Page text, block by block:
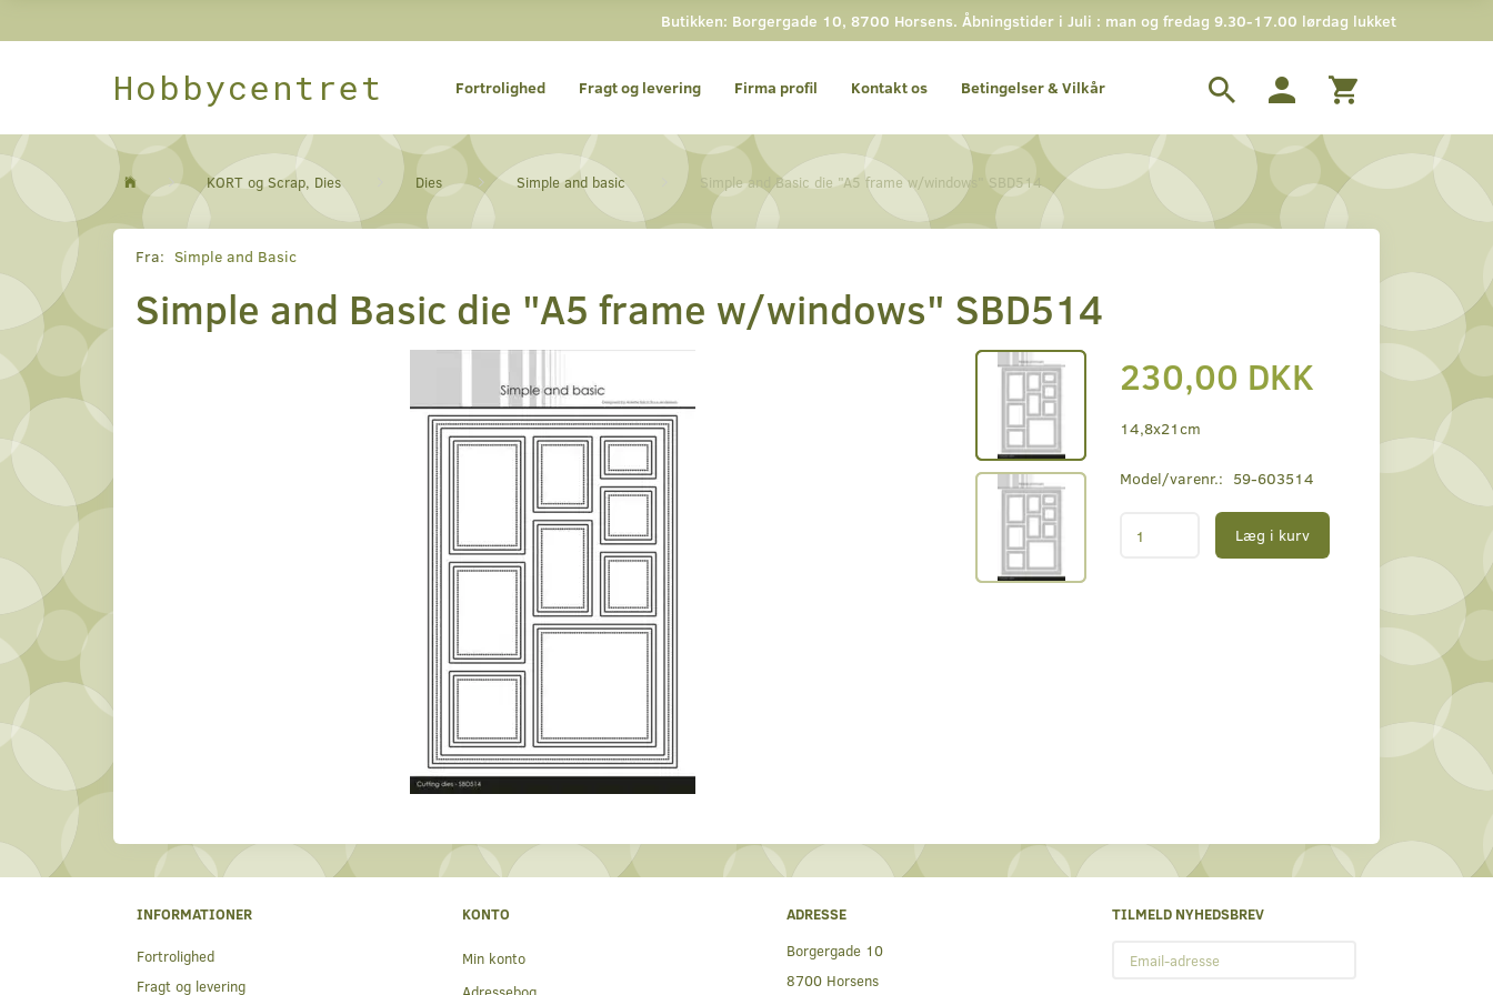
Butikken: Borgergade 10, 8700 Horsens. Åbningstider i Juli : man og fredag 9.30-17.00 lørdag lukket
Hobbycentret Fortrolighed Fragt og levering Firma profil Kontakt os Betingelser & Vilkår
KORT og Scrap, Dies Dies Simple and basic Simple and Basic die "A5 frame w/windows" SBD514
Fra: Simple and Basic
Simple and Basic die "A5 frame w/windows" SBD514
230,00 DKK
14,8x21cm
Model/varenr.: 59-603514
Læg i kurv
INFORMATIONER
Fortrolighed
Fragt og levering
KONTO
Min konto
Adressebog
ADRESSE
Borgergade 10
8700 Horsens
TILMELD NYHEDSBREV
adresse